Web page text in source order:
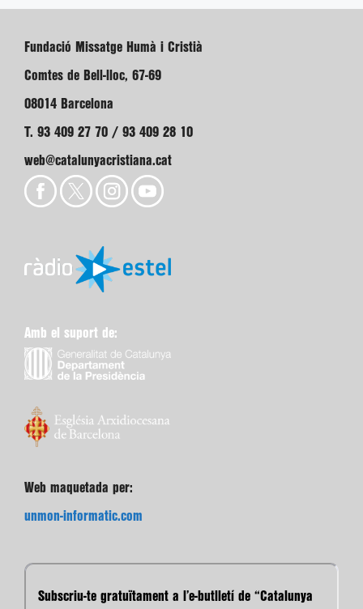
Fundació Missatge Humà i Cristià
Comtes de Bell-lloc, 67-69
08014 Barcelona
T. 93 409 27 70 / 93 409 28 10
web@catalunyacristiana.cat
Amb el suport de:
Web maquetada per:
unmon-informatic.com
Subscriu-te gratuïtament a l’e-butlletí de “Catalunya